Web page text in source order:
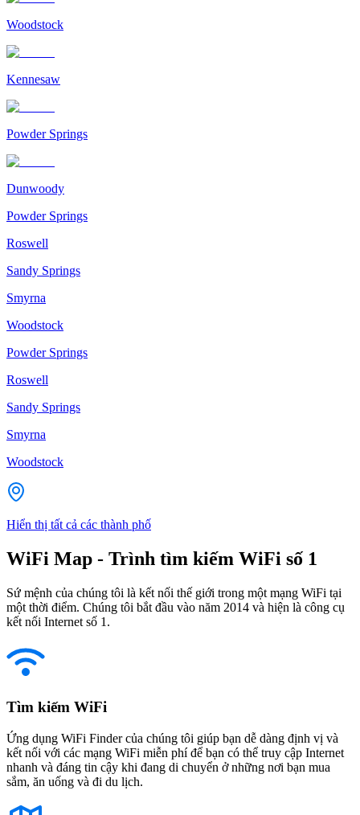
Woodstock
Kennesaw
Powder Springs
Dunwoody
Powder Springs
Roswell
Sandy Springs
Smyrna
Woodstock
Powder Springs
Roswell
Sandy Springs
Smyrna
Woodstock
Hiển thị tất cả các thành phố
WiFi Map - Trình tìm kiếm WiFi số 1
Sứ mệnh của chúng tôi là kết nối thế giới trong một mạng WiFi tại
một thời điểm. Chúng tôi bắt đầu vào năm 2014 và hiện là công cụ
kết nối Internet số 1.
Tìm kiếm WiFi
Ứng dụng WiFi Finder của chúng tôi giúp bạn dễ dàng định vị và
kết nối với các mạng WiFi miễn phí để bạn có thể truy cập Internet
nhanh và đáng tin cậy khi đang di chuyển ở những nơi bạn mua
sắm, ăn uống và đi du lịch.